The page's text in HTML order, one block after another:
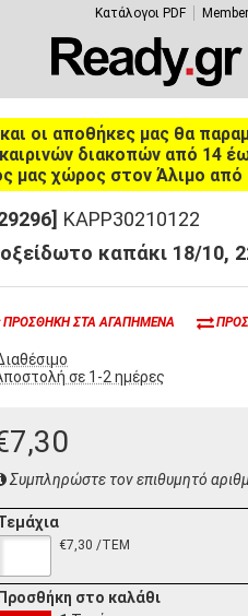
Κατάλογοι PDF
οι αποθήκες μας θα
διακοπών από 14
μας χώρος στον Άλιμο
KAPP30210122
καπάκι 18/10,
ΠΡΟΣΘΉΚΗ ΣΤΑ ΑΓΑΠΗΜΈΝΑ
σε 1-2 ημέρες
Συμπληρώστε τον επιθυμητό
€7,30 /ΤΕΜ
Προσθήκη στο καλάθι